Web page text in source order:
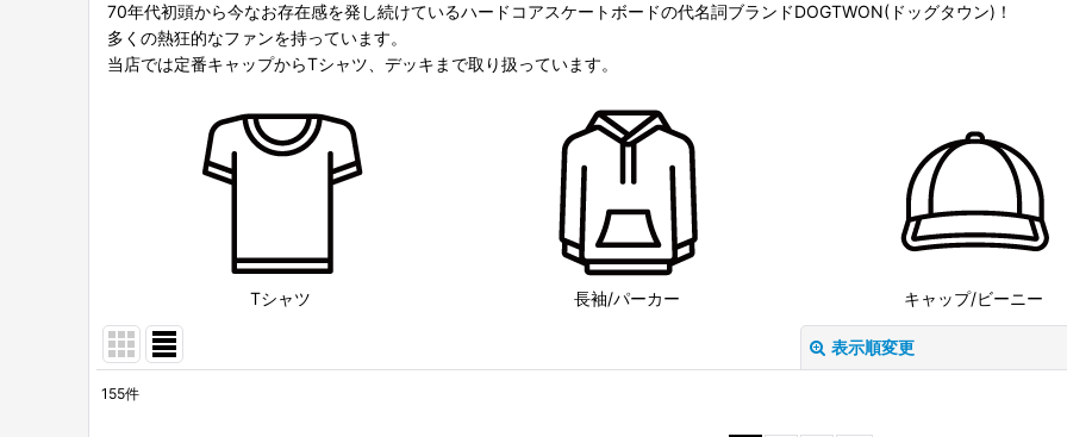
70年代初頭から今なお存在感を発し続けているハードコアスケートボードの代名詞ブランドDOGTWON(ドッグタウン)！
多くの熱狂的なファンを持っています。
当店では定番キャップからTシャツ、デッキまで取り扱っています。
Tシャツ 長袖/パーカー キャップ/ビーニー
表示順変更
155件